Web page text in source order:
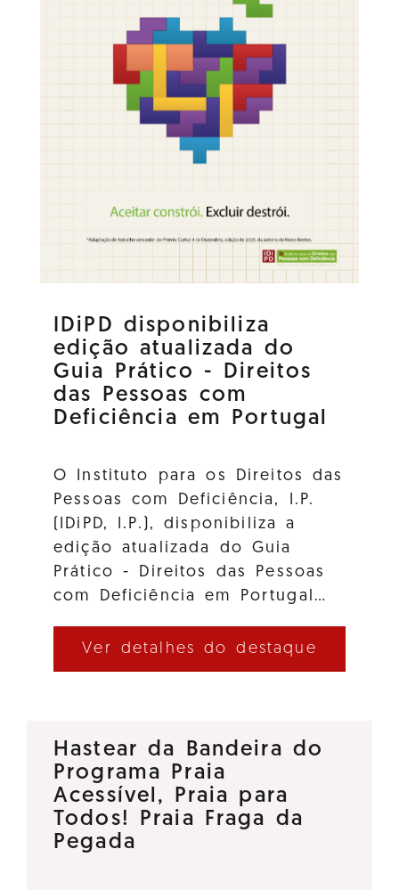
IDiPD disponibiliza
edição atualizada do
Guia Prático - Direitos
das Pessoas com
Deficiência em Portugal
O Instituto para os Direitos das
Pessoas com Deficiência, I.P.
(IDiPD, I.P.), disponibiliza a
edição atualizada do Guia
Prático - Direitos das Pessoas
com Deficiência em Portugal…
Ver detalhes do destaque
Hastear da Bandeira do
Programa Praia
Acessível, Praia para
Todos! Praia Fraga da
Pegada